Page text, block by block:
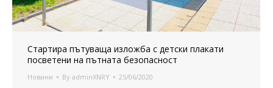
Стартира пътуваща изложба с детски плакати
посветени на пътната безопасност
Новини By adminXNRY 25/06/2020